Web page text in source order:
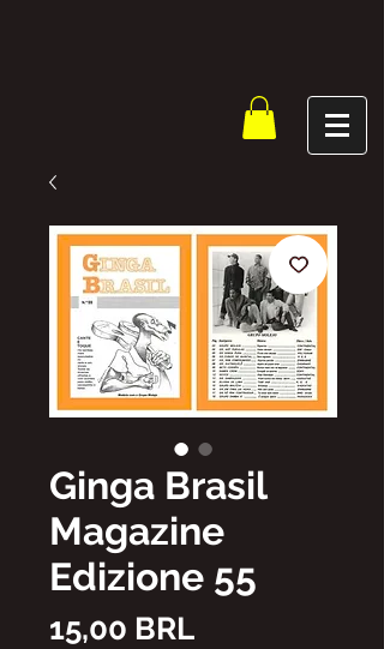
Ginga Brasil
Magazine
Edizione 55
15,00 BRLPrezzo